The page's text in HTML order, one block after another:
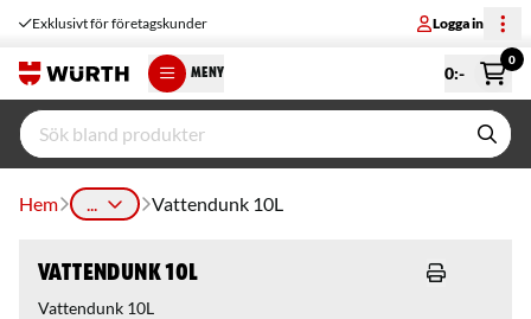
Exklusivt för företagskunder Logga in
MENY 0:-
0
Hem ... Vattendunk 10L
Vattendunk 10L
Vattendunk 10L